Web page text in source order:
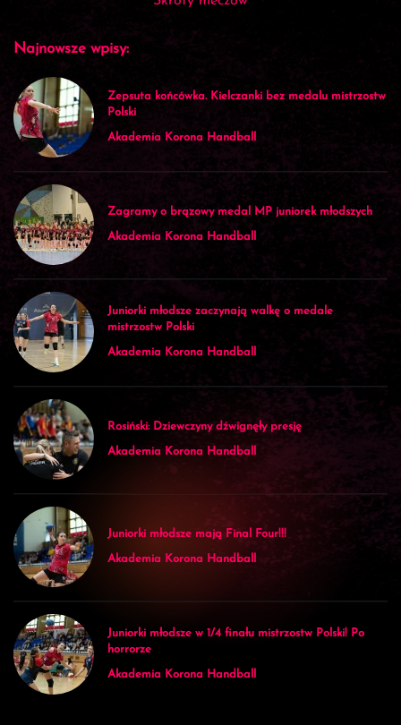
Najnowsze wpisy:
Zepsuta końcówka. Kielczanki bez medalu mistrzostw
Polski
Akademia Korona Handball
Zagramy o brązowy medal MP juniorek młodszych
Akademia Korona Handball
Juniorki młodsze zaczynają walkę o medale
mistrzostw Polski
Akademia Korona Handball
Rosiński: Dziewczyny dźwignęły presję
Akademia Korona Handball
Juniorki młodsze mają Final Four!!!
Akademia Korona Handball
Juniorki młodsze w 1/4 finału mistrzostw Polski! Po
horrorze
Akademia Korona Handball